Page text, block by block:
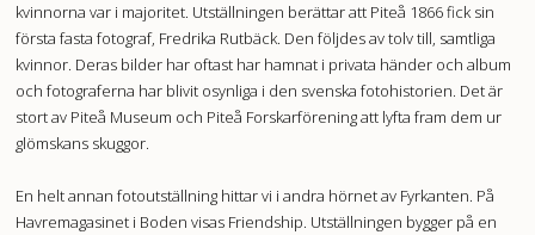
kvinnorna var i majoritet. Utställningen berättar att Piteå 1866 fick sin
första fasta fotograf, Fredrika Rutbäck. Den följdes av tolv till, samtliga
kvinnor. Deras bilder har oftast har hamnat i privata händer och album
och fotograferna har blivit osynliga i den svenska fotohistorien. Det är
stort av Piteå Museum och Piteå Forskarförening att lyfta fram dem ur
glömskans skuggor.
En helt annan fotoutställning hittar vi i andra hörnet av Fyrkanten. På
Havremagasinet i Boden visas Friendship. Utställningen bygger på en